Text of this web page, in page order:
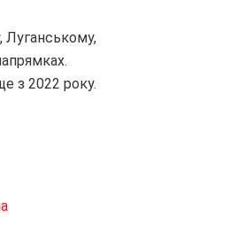
Луганському,
з 2022 року.